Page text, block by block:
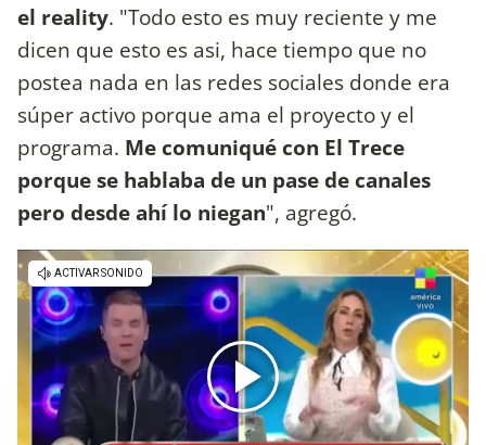
el reality. "Todo esto es muy reciente y me
dicen que esto es asi, hace tiempo que no
postea nada en las redes sociales donde era
súper activo porque ama el proyecto y el
programa. Me comuniqué con El Trece
porque se hablaba de un pase de canales
pero desde ahí lo niegan", agregó.